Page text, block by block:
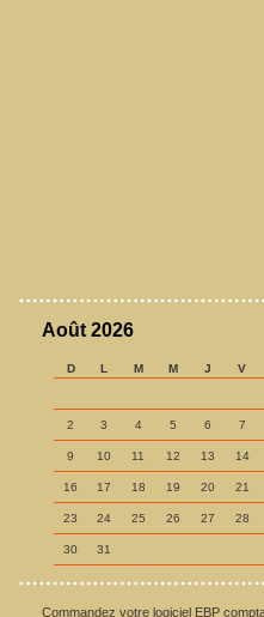
Août 2026
D L M M J V
2 3 4 5 6 7
9 10 11 12 13 14
16 17 18 19 20 21
23 24 25 26 27 28
30 31
Commandez votre logiciel EBP